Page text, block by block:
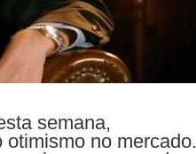
semana,
no mercado.